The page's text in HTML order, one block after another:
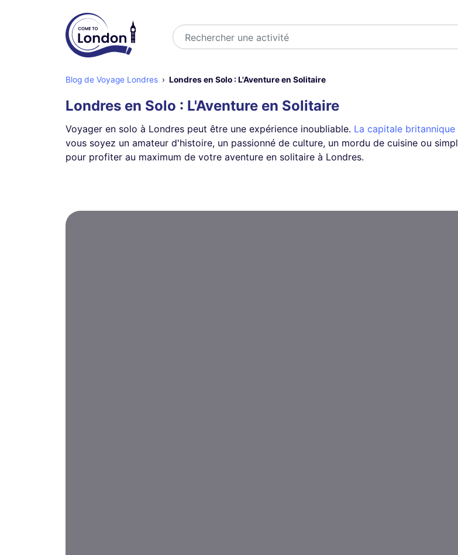
Rechercher
Blog de Voyage Londres Londres en Solo : L'Aventure en Solitaire
Londres en Solo : L'Aventure en Solitaire
Voyager en solo à Londres peut être une expérience inoubliable. La capitale britannique
vous soyez un amateur d'histoire, un passionné de culture, un mordu de cuisine ou
pour profiter au maximum de votre aventure en solitaire à Londres.